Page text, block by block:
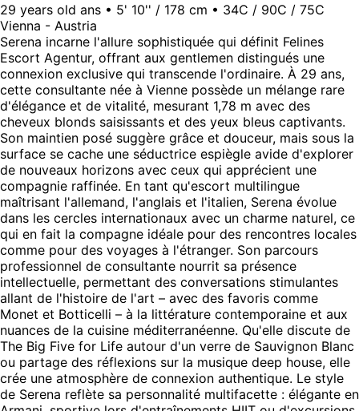
29 years old ans • 5' 10'' / 178 cm • 34C / 90C / 75C
Vienna - Austria
Serena incarne l'allure sophistiquée qui définit Felines
Escort Agentur, offrant aux gentlemen distingués une
connexion exclusive qui transcende l'ordinaire. À 29 ans,
cette consultante née à Vienne possède un mélange rare
d'élégance et de vitalité, mesurant 1,78 m avec des
cheveux blonds saisissants et des yeux bleus captivants.
Son maintien posé suggère grâce et douceur, mais sous la
surface se cache une séductrice espiègle avide d'explorer
de nouveaux horizons avec ceux qui apprécient une
compagnie raffinée. En tant qu'escort multilingue
maîtrisant l'allemand, l'anglais et l'italien, Serena évolue
dans les cercles internationaux avec un charme naturel, ce
qui en fait la compagne idéale pour des rencontres locales
comme pour des voyages à l'étranger. Son parcours
professionnel de consultante nourrit sa présence
intellectuelle, permettant des conversations stimulantes
allant de l'histoire de l'art – avec des favoris comme
Monet et Botticelli – à la littérature contemporaine et aux
nuances de la cuisine méditerranéenne. Qu'elle discute de
The Big Five for Life autour d'un verre de Sauvignon Blanc
ou partage des réflexions sur la musique deep house, elle
crée une atmosphère de connexion authentique. Le style
de Serena reflète sa personnalité multifacette : élégante en